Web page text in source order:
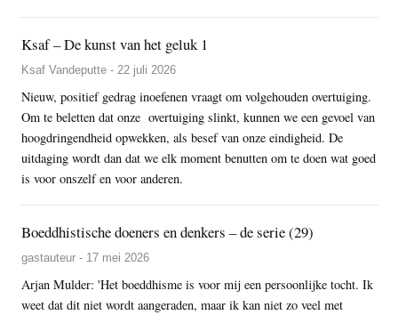
Ksaf – De kunst van het geluk 1
Ksaf Vandeputte - 22 juli 2026
Nieuw, positief gedrag inoefenen vraagt om volgehouden overtuiging.
Om te beletten dat onze overtuiging slinkt, kunnen we een gevoel van
hoogdringendheid opwekken, als besef van onze eindigheid. De
uitdaging wordt dan dat we elk moment benutten om te doen wat goed
is voor onszelf en voor anderen.
Boeddhistische doeners en denkers – de serie (29)
gastauteur - 17 mei 2026
Arjan Mulder: 'Het boeddhisme is voor mij een persoonlijke tocht. Ik
weet dat dit niet wordt aangeraden, maar ik kan niet zo veel met